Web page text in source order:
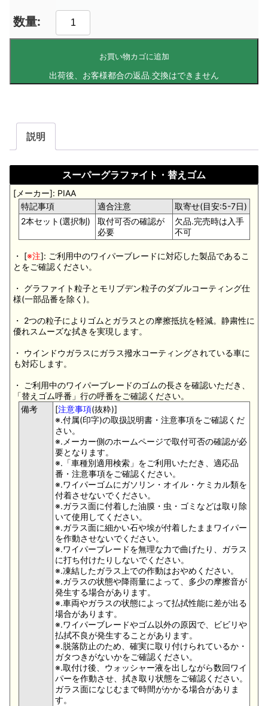
お買い物カゴに追加
説明
スーパーグラファイト・替えゴム
[メーカー]: PIAA
特記事項
適合注意
取寄せ(目安:5-7日)
2本セット(選択制)
取付可否の確認が
必要
欠品.完売時は入手
不可
・ [※注]: ご利用中のワイパーブレードに対応した製品であるこ
とをご確認ください。
・ グラファイト粒子とモリブデン粒子のダブルコーティング仕
様(一部品番を除く)。
・ 2つの粒子によりゴムとガラスとの摩擦抵抗を軽減。静粛性に
優れスムーズな拭きを実現します。
・ ウインドウガラスにガラス撥水コーティングされている車に
も対応します。
・ ご利用中のワイパーブレードのゴムの長さを確認いただき、
「替えゴム呼番」行の呼番をご確認ください。
備考
[注意事項(抜粋)]
※.付属(印字)の取扱説明書・注意事項をご確認くだ
さい。
※.メーカー側のホームページで取付可否の確認が必
要となります。
※.「車種別適用検索」をご利用いただき、適応品
番・注意事項をご確認ください。
※.ワイパーゴムにガソリン・オイル・ケミカル類を
付着させないでください。
※.ガラス面に付着した油膜・虫・ゴミなどは取り除
いて使用してください。
※.ガラス面に細かい石や埃が付着したままワイパー
を作動させないでください。
※.ワイパーブレードを無理な力で曲げたり、ガラス
に打ち付けたりしないでください。
※.凍結したガラス上での作動はおやめください。
※.ガラスの状態や降雨量によって、多少の摩擦音が
発生する場合があります。
※.車両やガラスの状態によって払拭性能に差が出る
場合があります。
※.ワイパーブレードやゴム以外の原因で、ビビリや
払拭不良が発生することがあります。
※.脱落防止のため、確実に取り付けられているか・
ガタつきがないかをご確認ください。
※.取付け後、ウォッシャー液を出しながら数回ワイ
パーを作動させ、拭き取り状態をご確認ください。
ガラス面になじむまで時間がかかる場合がありま
す。